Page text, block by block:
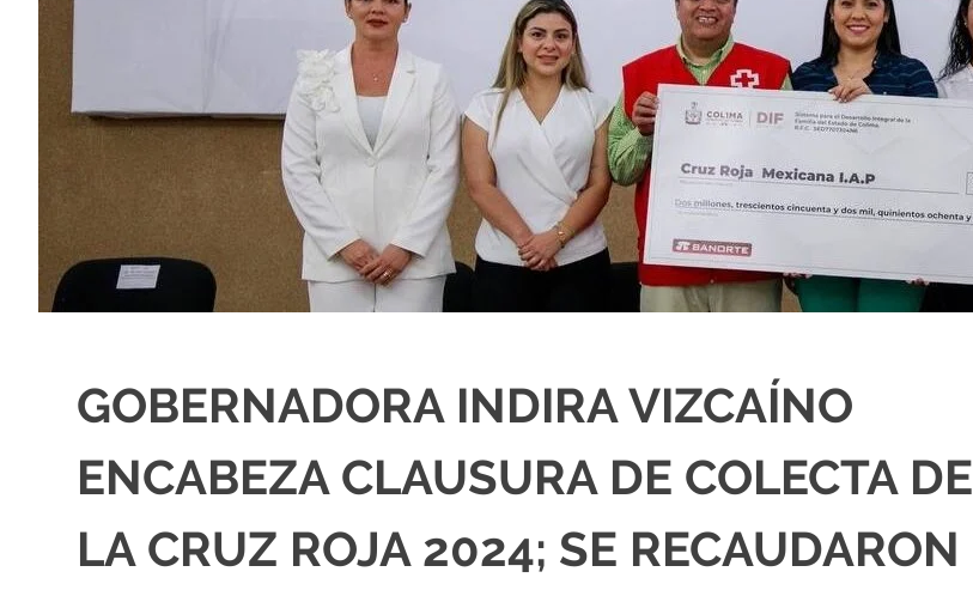
GOBERNADORA INDIRA VIZCAÍNO
ENCABEZA CLAUSURA DE COLECTA DE
LA CRUZ ROJA 2024; SE RECAUDARON